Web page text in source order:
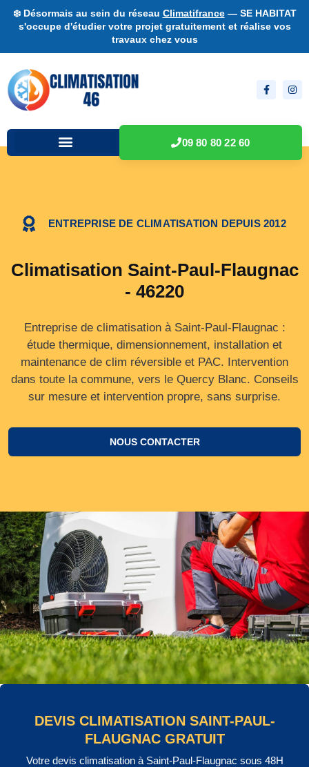
❄️ Désormais au sein du réseau Climatifrance— SE HABITAT
s'occupe d'étudier votre projet gratuitement et réalise vos
travaux chez vous
09 80 80 22 60
ENTREPRISE DE CLIMATISATION DEPUIS 2012
Climatisation Saint-Paul-Flaugnac
- 46220
Entreprise de climatisation à Saint-Paul-Flaugnac :
étude thermique, dimensionnement, installation et
maintenance de clim réversible et PAC. Intervention
dans toute la commune, vers le Quercy Blanc. Conseils
sur mesure et intervention propre, sans surprise.
NOUS CONTACTER
DEVIS CLIMATISATION SAINT-PAUL-
FLAUGNAC GRATUIT
Votre devis climatisation à Saint-Paul-Flaugnac sous 48H